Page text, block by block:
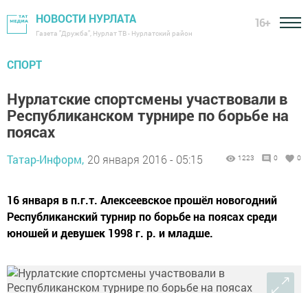
НОВОСТИ НУРЛАТА
Газета "Дружба", Нурлат ТВ - Нурлатский район
16+
СПОРТ
Нурлатские спортсмены участвовали в
Республиканском турнире по борьбе на
поясах
Татар-Информ, 20 января 2016 - 05:15 1223 0 0
16 января в п.г.т. Алексеевское прошёл новогодний
Республиканский турнир по борьбе на поясах среди
юношей и девушек 1998 г. р. и младше.